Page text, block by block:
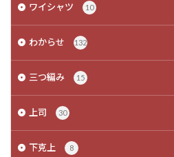
ワイシャツ 10
わからせ 132
三つ編み 15
上司 30
下克上 8